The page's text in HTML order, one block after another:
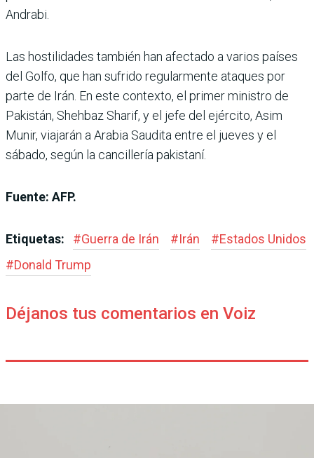
Andrabi.
Las hostilidades también han afectado a varios países
del Golfo, que han sufrido regularmente ataques por
parte de Irán. En este contexto, el primer ministro de
Pakistán, Shehbaz Sharif, y el jefe del ejército, Asim
Munir, viajarán a Arabia Saudita entre el jueves y el
sábado, según la cancillería pakistaní.
Fuente: AFP.
Etiquetas: #Guerra de Irán #Irán #Estados Unidos
#Donald Trump
Déjanos tus comentarios en Voiz